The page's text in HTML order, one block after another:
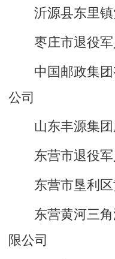
沂源县东里
枣庄市退役
中国邮政集
公司
山东丰源集
东营市退役
东营市垦利
东营黄河三
限公司